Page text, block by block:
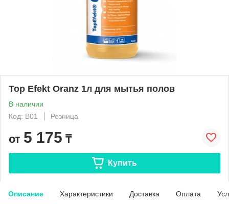
Top Efekt Oranz 1л для мытья полов
В наличии
Код: B01
Розница
от 5 175 ₸
Купить
Описание Характеристики Доставка Оплата